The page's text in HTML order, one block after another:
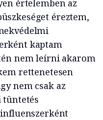
értelemben az
éreztem,
kaptam
nem leírni akarom
rettenetesen
nem csak az
tüntetés
influenszerként